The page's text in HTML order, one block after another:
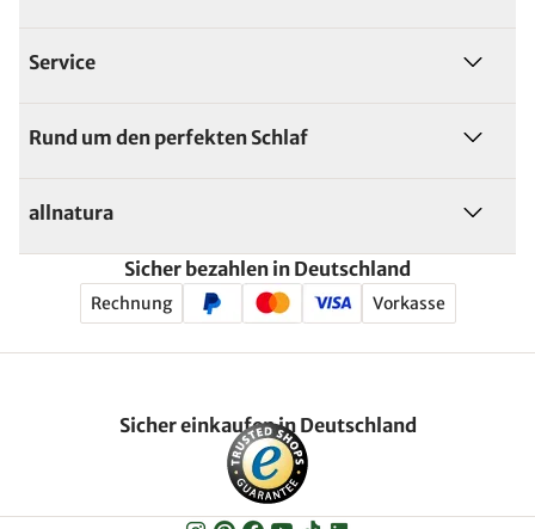
Service
Rund um den perfekten Schlaf
allnatura
Sicher bezahlen in Deutschland
Rechnung Vorkasse
Sicher einkaufen in Deutschland